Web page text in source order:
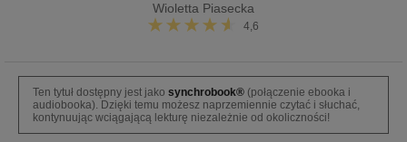
Wioletta Piasecka
4,6
Ten tytuł dostępny jest jako synchrobook® (połączenie ebooka i
audiobooka). Dzięki temu możesz naprzemiennie czytać i słuchać,
kontynuując wciągającą lekturę niezależnie od okoliczności!